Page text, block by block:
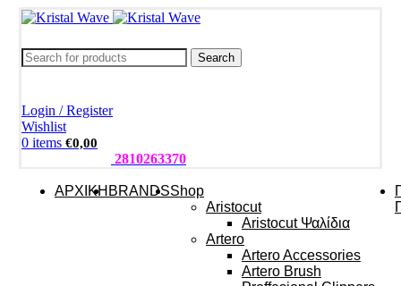
Search
Login / Register
Wishlist
0 items €0,00
2810263370
ΑΡΧΙΚΗ BRANDSShop
Aristocut
Aristocut Ψαλίδια
Artero
Artero Accessories
Artero Brush